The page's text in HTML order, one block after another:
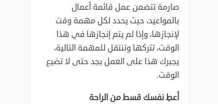
صارمة تتضمن عمل قائمة أعمال
بالمواعيد، حيث يحدد لكل مهمة وقت
‏لإنجازها، وإذا لم يتم إنجازها في هذا
الوقت، تتركها وتنتقل للمهمة التالية،
يجبرك هذا على العمل بجد حتى ‏لا تضيع
الوقت‎.‎
أعطِ نفسك قسط من الراحة